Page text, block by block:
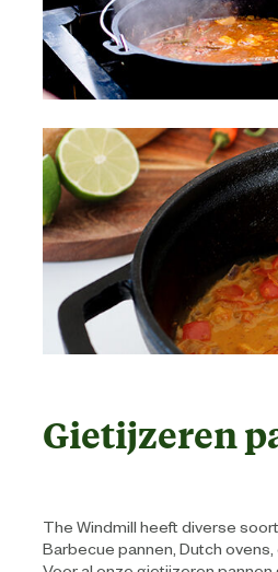
Gietijzeren
The Windmill heeft diverse
Barbecue pannen, Dutch